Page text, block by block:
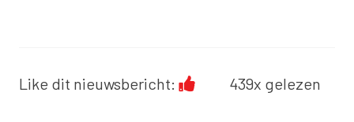
Like dit nieuwsbericht: 439x gelezen